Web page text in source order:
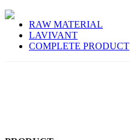
RAW MATERIAL
LAVIVANT
COMPLETE PRODUCT